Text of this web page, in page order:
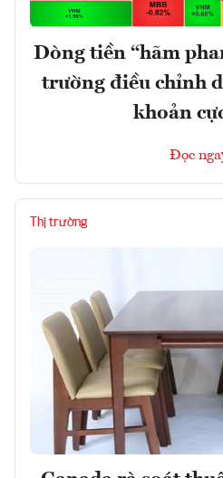
Dòng tiền “hãm
trường điều chỉnh
khoản
Đọc
Thị trường